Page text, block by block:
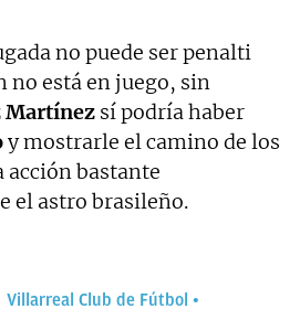
no puede ser penalti
no está en juego, sin
Martínez sí podría haber
y mostrarle el camino de los
acción bastante
el astro brasileño.
Villarreal Club de Fútbol